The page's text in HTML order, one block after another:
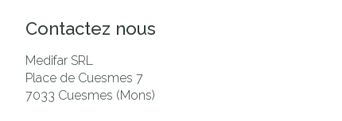
Contactez nous
Medifar SRL
Place de Cuesmes 7
7033 Cuesmes (Mons)